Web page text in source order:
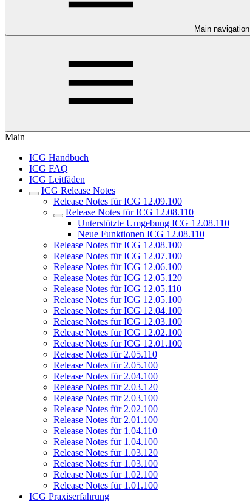
Main navigation
Main
ICG Handbuch
ICG FAQ
ICG Leitfäden
ICG Release Notes
Release Notes für ICG 12.09.100
Release Notes für ICG 12.08.110
Unterstützte Umgebung ICG 12.08.110
Neue Funktionen ICG 12.08.110
Release Notes für ICG 12.08.100
Release Notes für ICG 12.07.100
Release Notes für ICG 12.06.100
Release Notes für ICG 12.05.120
Release Notes für ICG 12.05.110
Release Notes für ICG 12.05.100
Release Notes für ICG 12.04.100
Release Notes für ICG 12.03.100
Release Notes für ICG 12.02.100
Release Notes für ICG 12.01.100
Release Notes für 2.05.110
Release Notes für 2.05.100
Release Notes für 2.04.100
Release Notes für 2.03.120
Release Notes für 2.03.100
Release Notes für 2.02.100
Release Notes für 2.01.100
Release Notes für 1.04.110
Release Notes für 1.04.100
Release Notes für 1.03.120
Release Notes für 1.03.100
Release Notes für 1.02.100
Release Notes für 1.01.100
ICG Praxiserfahrung